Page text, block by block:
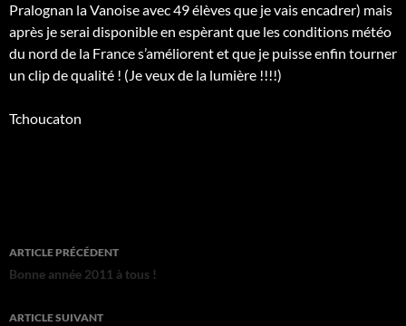
Pralognan la Vanoise avec 49 élèves que je vais encadrer) mais
après je serai disponible en espèrant que les conditions météo
du nord de la France s’améliorent et que je puisse enfin tourner
un clip de qualité ! (Je veux de la lumière !!!!)
Tchoucaton
Navigation
des
articles
ARTICLE PRÉCÉDENT
Bonne année 2011 à tous !
ARTICLE SUIVANT